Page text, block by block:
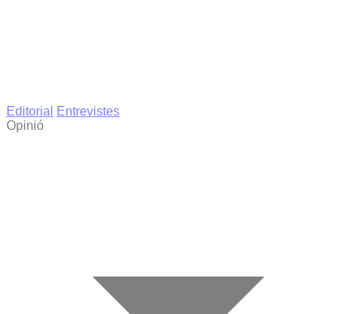
Editorial
Entrevistes
Opinió